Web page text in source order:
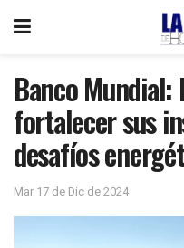
Banco
fortalecer sus
desafíos
Mar 17 de Dic de 2024